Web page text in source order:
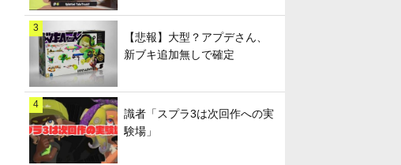
3
【悲報】大型？アプデさん、
新ブキ追加無しで確定
4
識者「スプラ3は次回作への実
験場」